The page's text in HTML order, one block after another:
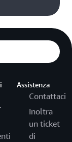
Assistenza
Contattaci
Inoltra
un ticket
di